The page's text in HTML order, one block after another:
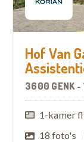
Hof Van
3600 GENK -
1-kamer
18 foto's